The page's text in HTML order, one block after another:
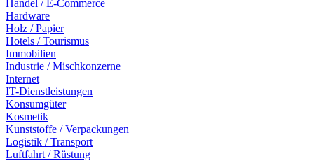
Handel / E-Commerce
Hardware
Holz / Papier
Hotels / Tourismus
Immobilien
Industrie / Mischkonzerne
Internet
IT-Dienstleistungen
Konsumgüter
Kosmetik
Kunststoffe / Verpackungen
Logistik / Transport
Luftfahrt / Rüstung